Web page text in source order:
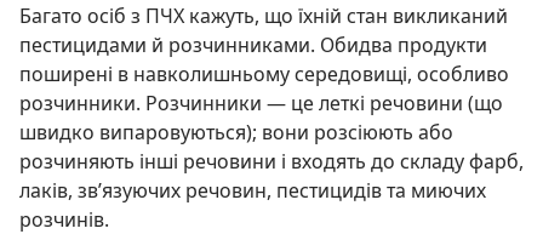
Багато осіб з ПЧХ кажуть, що їхній стан викликаний
пестицидами й розчинниками. Обидва продукти
поширені в навколишньому середовищі, особливо
розчинники. Розчинники — це леткі речовини (що
швидко випаровуються); вони розсіюють або
розчиняють інші речовини і входять до складу фарб,
лаків, зв’язуючих речовин, пестицидів та миючих
розчинів.